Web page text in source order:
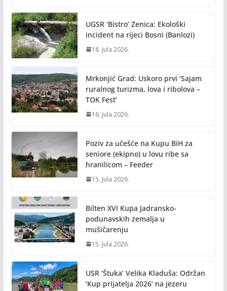
UGSR ‘Bistro’ Zenica: Ekološki
incident na rijeci Bosni (Banlozi)
18. Jula 2026.
Mrkonjić Grad: Uskoro prvi ‘Sajam
ruralnog turizma, lova i ribolova –
TOK Fest’
16. Jula 2026.
Poziv za učešće na Kupu BiH za
seniore (ekipno) u lovu ribe sa
hranilicom – Feeder
15. Jula 2026.
Bilten XVI Kupa Jadransko-
podunavskih zemalja u
mušičarenju
15. Jula 2026.
USR ‘Štuka’ Velika Kladuša: Održan
‘Kup prijatelja 2026’ na jezeru